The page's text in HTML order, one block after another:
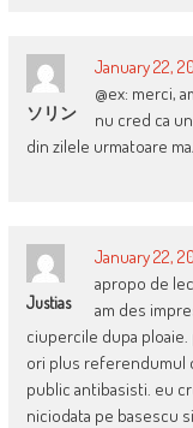
ソリン
January 22,
@ex: merci,
nu cred ca
din zilele urmatoare
Justias
January 22,
apropo de
am des
ciupercile dupa
ori plus referendumul
public antibasisti. eu
niciodata pe basescu